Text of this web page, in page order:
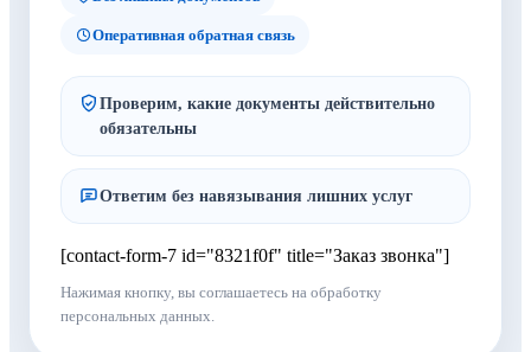
Оперативная обратная связь
Проверим, какие документы действительно
обязательны
Ответим без навязывания лишних услуг
[contact-form-7 id="8321f0f" title="Заказ звонка"]
Нажимая кнопку, вы соглашаетесь на обработку
персональных данных.